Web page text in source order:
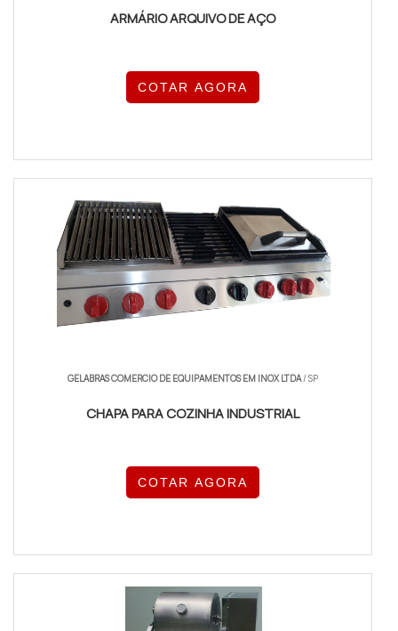
ARMÁRIO ARQUIVO DE AÇO
COTAR AGORA
GELABRAS COMERCIO DE EQUIPAMENTOS EM INOX LTDA/ SP
CHAPA PARA COZINHA INDUSTRIAL
COTAR AGORA